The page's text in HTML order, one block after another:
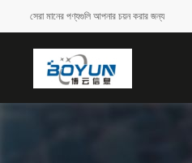
সেরা মানের পণ্যগুলি আপনার চয়ন করার জন্য